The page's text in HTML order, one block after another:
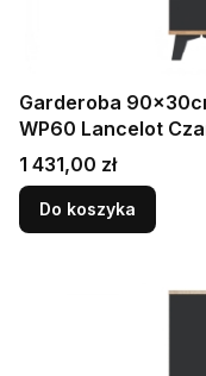
Garderoba
WP60 Lancelot
Cena
1 431,00 zł
Do koszyka